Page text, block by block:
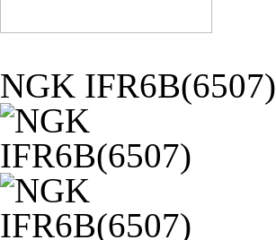
NGK IFR6B(6507)